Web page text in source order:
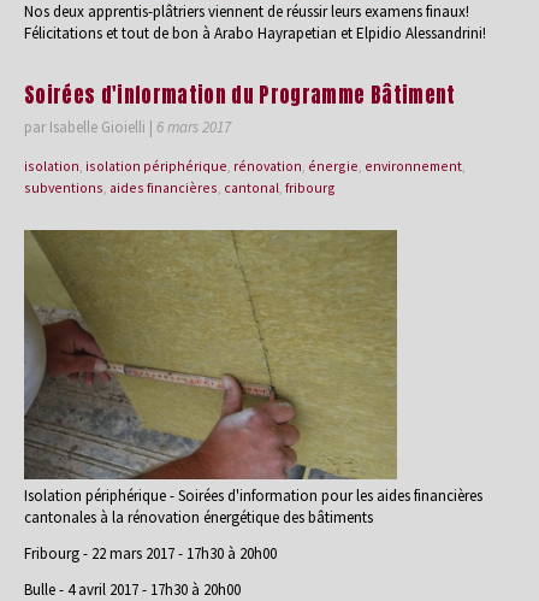
Nos deux apprentis-plâtriers viennent de réussir leurs examens finaux!
Félicitations et tout de bon à Arabo Hayrapetian et Elpidio Alessandrini!
Soirées d'information du Programme Bâtiment
par Isabelle Gioielli | 6 mars 2017
isolation, isolation périphérique, rénovation, énergie, environnement,
subventions, aides financières, cantonal, fribourg
Isolation périphérique - Soirées d'information pour les aides financières
cantonales à la rénovation énergétique des bâtiments
Fribourg - 22 mars 2017 - 17h30 à 20h00
Bulle - 4 avril 2017 - 17h30 à 20h00